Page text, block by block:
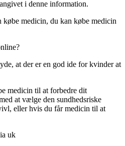
i denne information.
medicin, du kan købe medicin
at der er en god ide for kvinder at
medicin til at forbedre dit
at vælge den sundhedsriske
eller hvis du får medicin til at
uk